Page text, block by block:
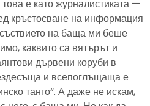
е като журналистиката —
кръстосване на информация
на баща ми беше
каквито са вятърът и
дървени коруби в
и всепоглъщаща е
танго“. А даже не искам,